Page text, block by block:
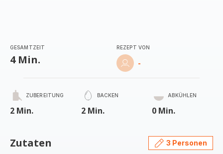
GESAMTZEIT
4 Min.
REZEPT VON
-
ZUBEREITUNG
2 Min.
BACKEN
2 Min.
ABKÜHLEN
0 Min.
Zutaten 3 Personen